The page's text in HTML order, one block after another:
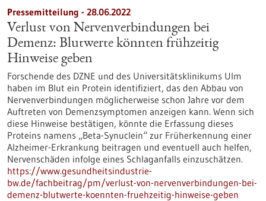
Pressemitteilung - 28.06.2022
Verlust von Nervenverbindungen bei
Demenz: Blutwerte könnten frühzeitig
Hinweise geben
Forschende des DZNE und des Universitätsklinikums Ulm
haben im Blut ein Protein identifiziert, das den Abbau von
Nervenverbindungen möglicherweise schon Jahre vor dem
Auftreten von Demenzsymptomen anzeigen kann. Wenn sich
diese Hinweise bestätigen, könnte die Erfassung dieses
Proteins namens „Beta-Synuclein“ zur Früherkennung einer
Alzheimer-Erkrankung beitragen und eventuell auch helfen,
Nervenschäden infolge eines Schlaganfalls einzuschätzen.
https://www.gesundheitsindustrie-
bw.de/fachbeitrag/pm/verlust-von-nervenverbindungen-bei-
demenz-blutwerte-koennten-fruehzeitig-hinweise-geben